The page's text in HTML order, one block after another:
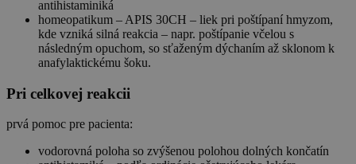
antihistaminiká
homeopatikum – APIS 30CH – liek pri poštípaní hmyzom,
kde vzniká silná reakcia – napr. poštípanie včelou s
následným opuchom, so sťaženým dýchaním až sklonom k
anafylaktickému šoku.
Pri celkovej reakcii
prvá pomoc pre pacienta:
vodorovná poloha so zvýšenou polohou dolných končatín